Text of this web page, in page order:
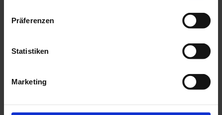
Präferenzen
Statistiken
Marketing
Available
we think you’ll like these